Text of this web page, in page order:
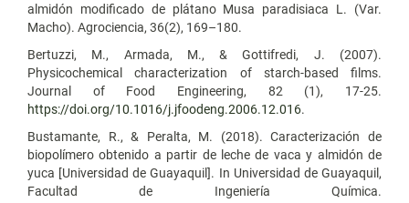
almidón modificado de plátano Musa paradisiaca L. (Var.
Macho). Agrociencia, 36(2), 169–180.
Bertuzzi, M., Armada, M., & Gottifredi, J. (2007).
Physicochemical characterization of starch-based films.
Journal of Food Engineering, 82 (1), 17-25.
https://doi.org/10.1016/j.jfoodeng.2006.12.016.
Bustamante, R., & Peralta, M. (2018). Caracterización de
biopolímero obtenido a partir de leche de vaca y almidón de
yuca [Universidad de Guayaquil]. In Universidad de Guayaquil,
Facultad de Ingeniería Química.